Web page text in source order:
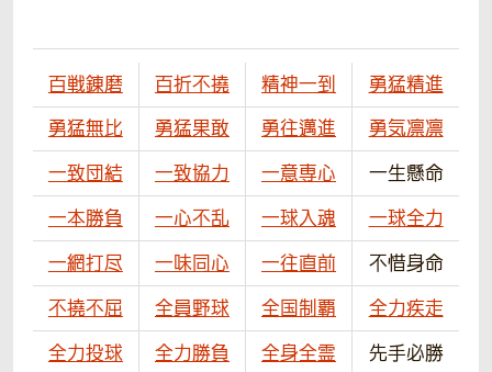
百戦錬磨 百折不撓 精神一到
勇猛精進
勇猛無比
勇猛果敢 勇往邁進
勇気凛凛
一致団結
一致協力 一意専心
一生懸命
一本勝負
一心不乱 一球入魂
一球全力
一網打尽
一味同心 一往直前
不惜身命
不撓不屈
全員野球 全国制覇
全力疾走
全力投球
全力勝負 全身全霊
先手必勝